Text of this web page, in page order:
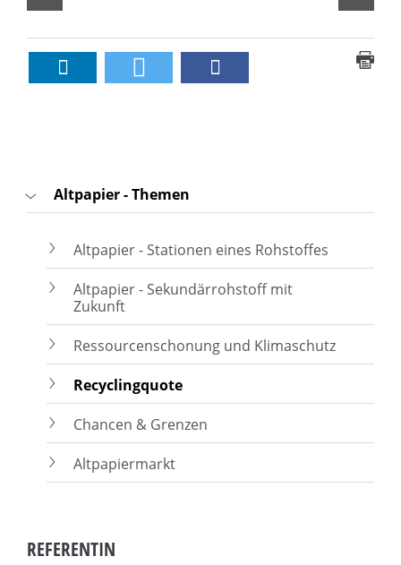
Altpapier - Themen
Altpapier - Stationen eines Rohstoffes
Altpapier - Sekundärrohstoff mit
Zukunft
Ressourcenschonung und Klimaschutz
Recyclingquote
Chancen & Grenzen
Altpapiermarkt
REFERENTIN